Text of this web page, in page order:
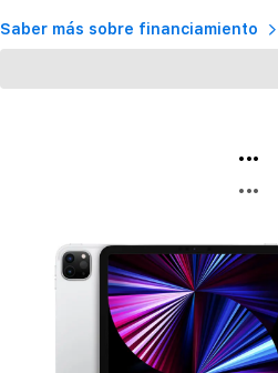
Saber más sobre financiamiento
...
...